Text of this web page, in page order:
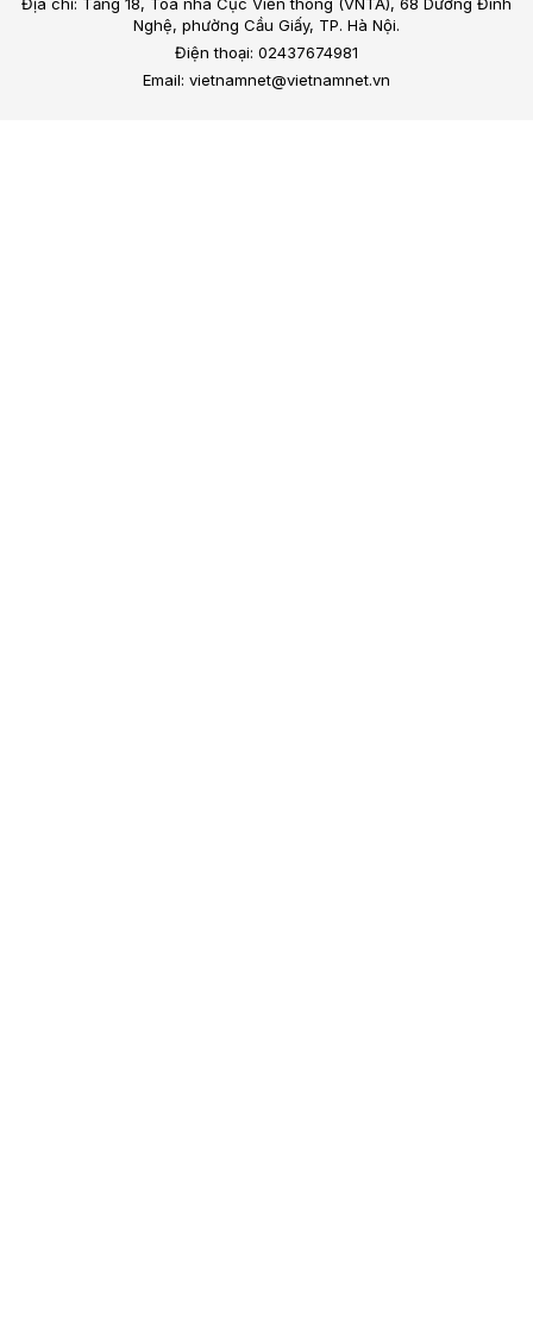
Nghệ, phường Cầu Giấy, TP. Hà Nội.
Điện thoại: 02437674981
Email: vietnamnet@vietnamnet.vn